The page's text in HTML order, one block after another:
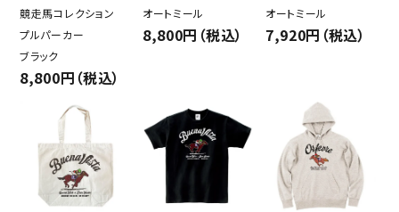
競走馬コレクション
プルパーカー
ブラック
8,800円（税込）
オートミール
8,800円（税込）
オートミール
7,920円（税込）